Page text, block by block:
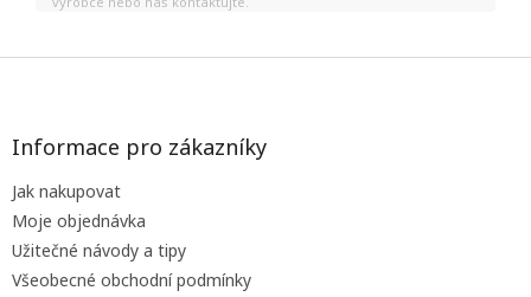
Z
Informace pro zákazníky
Jak nakupovat
Moje objednávka
Užitečné návody a tipy
Všeobecné obchodní podmínky